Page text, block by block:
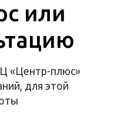
или
«Центр-плюс»
для этой